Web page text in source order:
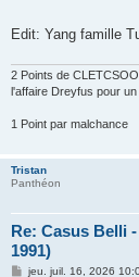
Edit: Yang famille
2 Points de
l'affaire Dreyfus pour
1 Point par malchance
Tristan
Panthéon
Re: Casus Belli
1991)
Mjeu. juil. 16, 2026